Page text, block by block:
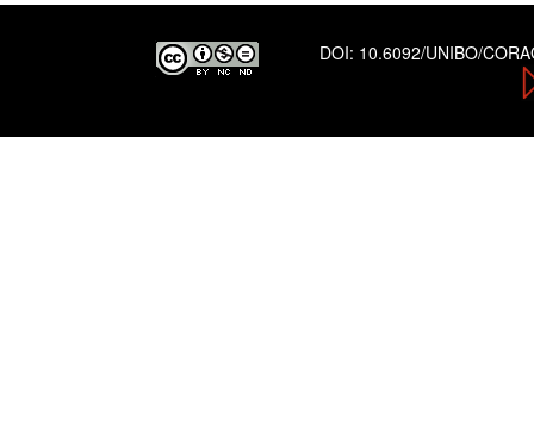
DOI: 10.6092/UNIBO/